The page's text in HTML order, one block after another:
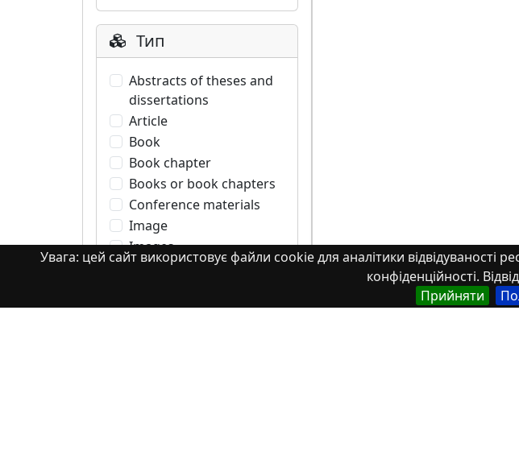
Увага: цей сайт використовує файли cookie для аналітики відвідуваності
конфіденційності.
Прийняти
Тип
Abstracts of theses and
dissertations
Article
Book
Book chapter
Books or book chapters
Conference materials
Image
Images
Learning Object
Monograph. Books or